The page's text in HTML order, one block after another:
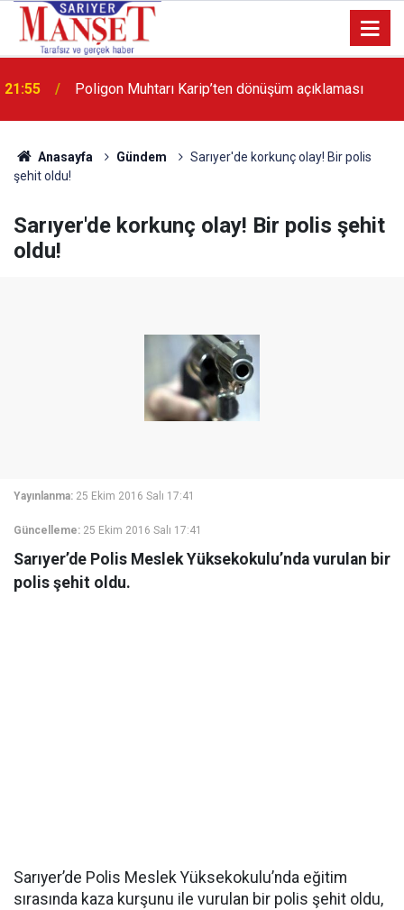
13:36 'Poligon'da İstanbul'a örnek proje gerçekleştirilecek'
Anasayfa Gündem
Sarıyer'de korkunç olay! Bir polis
şehit oldu!
Sarıyer'de korkunç olay! Bir polis şehit
oldu!
Yayınlanma: 25 Ekim 2016 Salı 17:41
Güncelleme: 25 Ekim 2016 Salı 17:41
Sarıyer’de Polis Meslek Yüksekokulu’nda vurulan bir
polis şehit oldu.
Sarıyer’de Polis Meslek Yüksekokulu’nda eğitim
sırasında kaza kurşunu ile vurulan bir polis şehit oldu,